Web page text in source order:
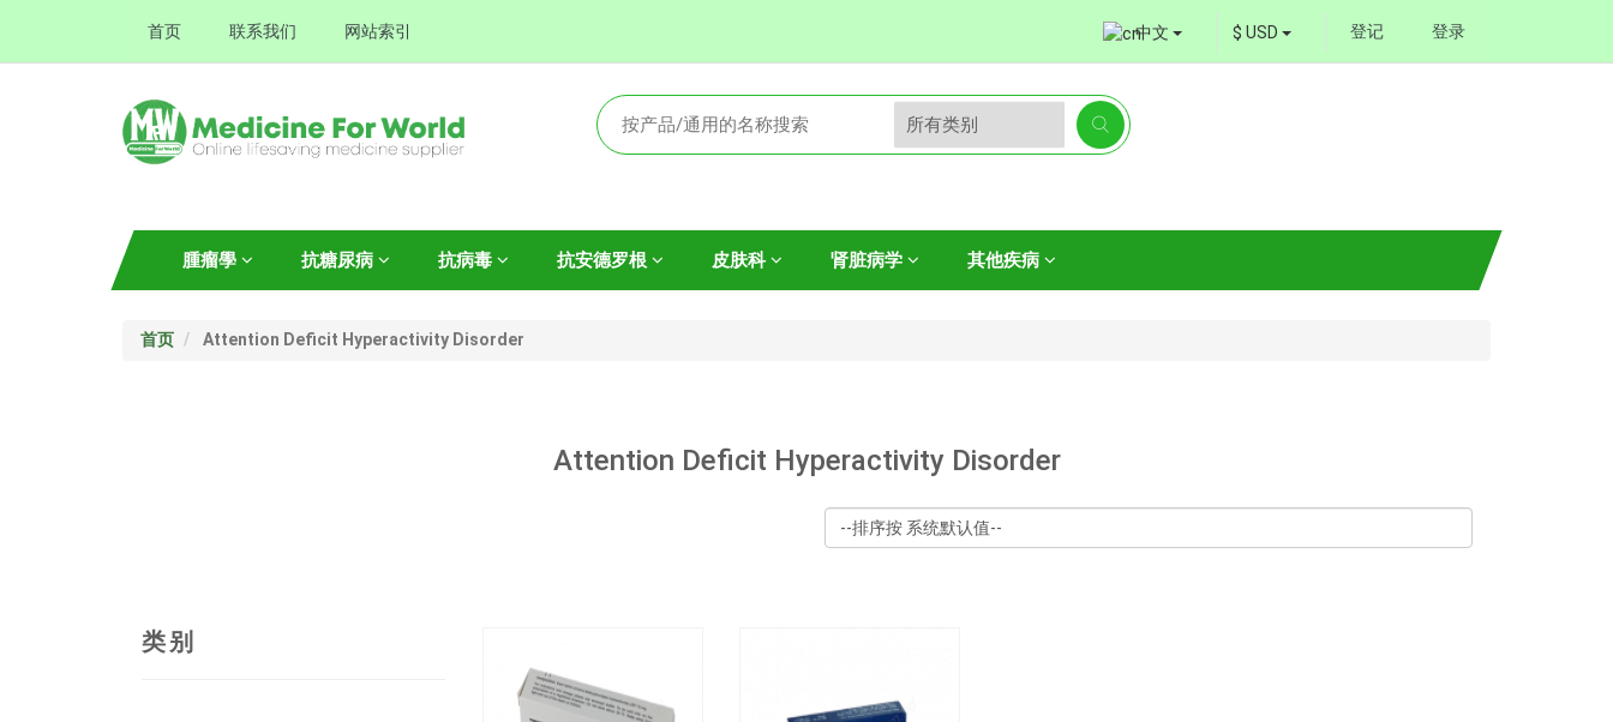
首页 联系我们 网站索引 中文 $ USD 登记 登录
腫瘤學 抗糖尿病 抗病毒 抗安德罗根 皮肤科 肾脏病学 其他疾病
首页 Attention Deficit Hyperactivity Disorder
Attention Deficit Hyperactivity Disorder
类别